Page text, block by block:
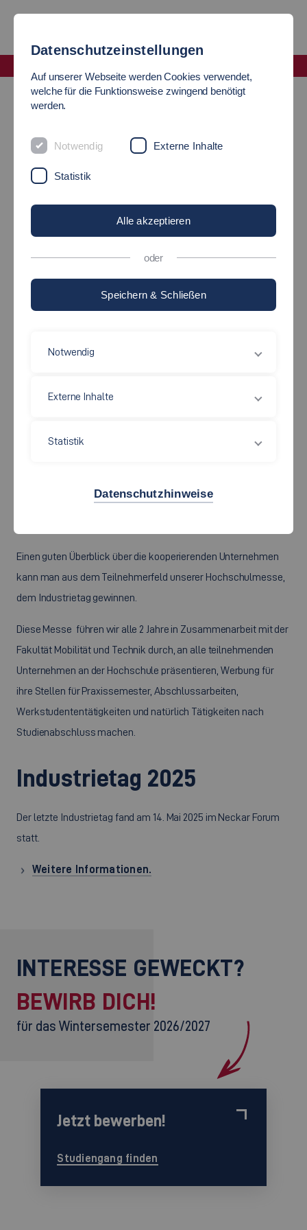
Unternehmen und Verbände
KOOPERATION ZWISCHEN
UNTERNEHMEN UND DER
FAKULTÄT MASCHINEN
UND SYSTEME
einem breiten Angebot von Stellen für das Praxissemester oder
Einen guten Überblick über die kooperierenden Unternehmen
kann man aus dem Teilnehmerfeld unserer Hochschulmesse,
dem Industrietag gewinnen.
Diese Messe führen wir alle 2 Jahre in Zusammenarbeit mit der
Fakultät Mobilität und Technik durch, an alle teilnehmenden
Unternehmen an der Hochschule präsentieren, Werbung für
ihre Stellen für Praxissemester, Abschlussarbeiten,
Werkstudententätigkeiten und natürlich Tätigkeiten nach
Studienabschluss machen.
Industrietag 2025
Der letzte Industrietag fand am 14. Mai 2025 im Neckar Forum
statt.
Weitere Informationen.
INTERESSE GEWECKT?
BEWIRB DICH!
für das Wintersemester 2026/2027
Jetzt bewerben!
Studiengang finden
Datenschutzeinstellungen
Auf unserer Webseite werden Cookies verwendet,
welche für die Funktionsweise zwingend benötigt
werden.
Notwendig Externe Inhalte
Statistik
Alle akzeptieren
oder
Speichern & Schließen
Notwendig
Externe Inhalte
Statistik
Datenschutzhinweise